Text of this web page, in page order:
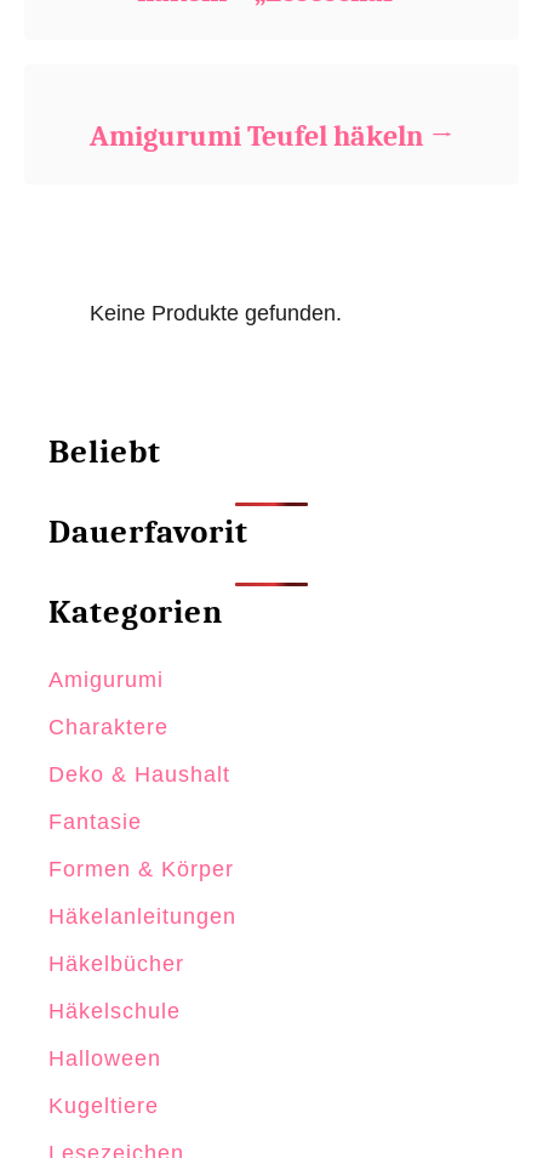
Amigurumi Teufel häkeln
Keine Produkte gefunden.
Beliebt
Dauerfavorit
Kategorien
Amigurumi
Charaktere
Deko & Haushalt
Fantasie
Formen & Körper
Häkelanleitungen
Häkelbücher
Häkelschule
Halloween
Kugeltiere